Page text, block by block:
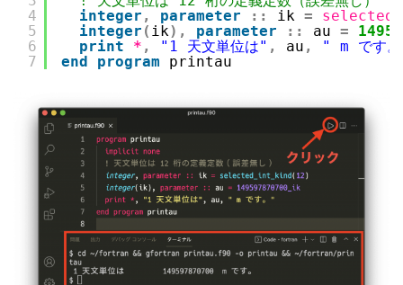
4
5
6
7
integer , parameter :: ik =
integer ( ik) , parameter :: au =
print
* , "1 天文単位は" , au ,
" m です
end
program printau